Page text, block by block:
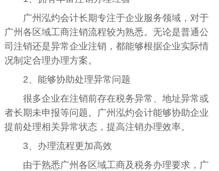
广州泓灼会计长期专注于企业服务领域，对于
广州各区域工商注销流程较为熟悉。无论是普通公
司注销还是异常企业注销，都能够根据企业实际情
况制定合理办理方案。
2、能够协助处理异常问题
很多企业在注销前存在税务异常、地址异常或
者长期未申报等问题。广州泓灼会计能够协助企业
提前处理相关异常状态，提高注销办理效率。
3、办理流程更加高效
由于熟悉广州各区域工商及税务办理要求，广